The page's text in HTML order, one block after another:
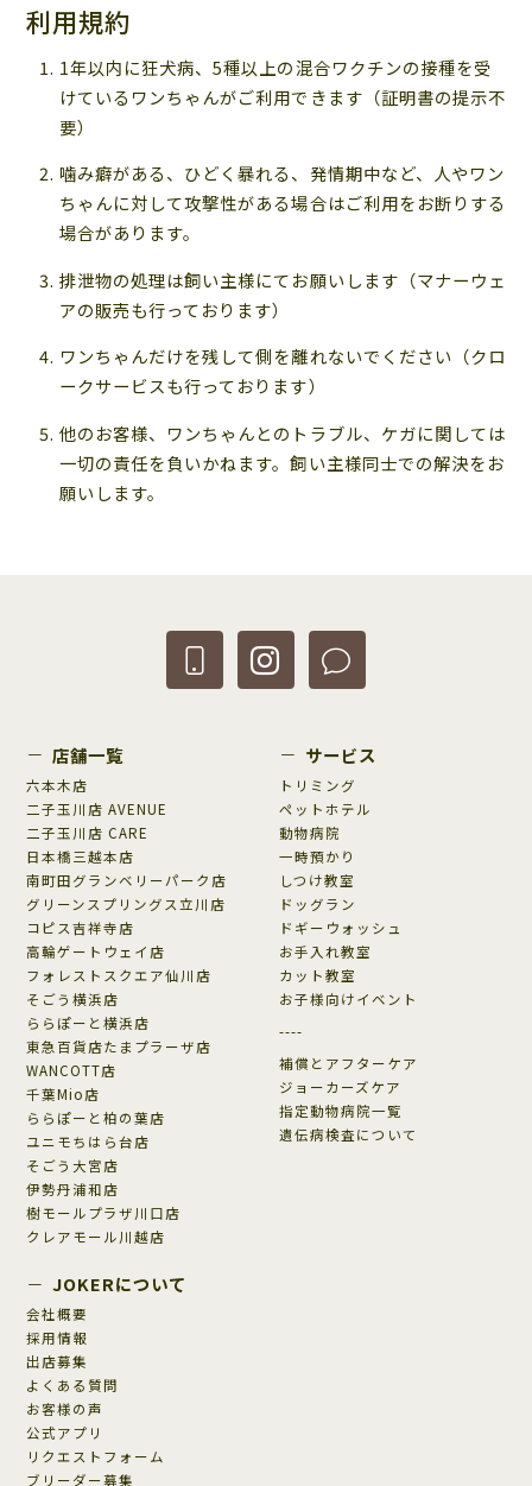
利用規約
1年以内に狂犬病、5種以上の混合ワクチンの接種を受
けているワンちゃんがご利用できます（証明書の提示不
要）
噛み癖がある、ひどく暴れる、発情期中など、人やワン
ちゃんに対して攻撃性がある場合はご利用をお断りする
場合があります。
排泄物の処理は飼い主様にてお願いします（マナーウェ
アの販売も行っております）
ワンちゃんだけを残して側を離れないでください（クロ
ークサービスも行っております）
他のお客様、ワンちゃんとのトラブル、ケガに関しては
一切の責任を負いかねます。飼い主様同士での解決をお
願いします。
店舗一覧
六本木店
二子玉川店 AVENUE
二子玉川店 CARE
日本橋三越本店
南町田グランベリーパーク店
グリーンスプリングス立川店
コピス吉祥寺店
高輪ゲートウェイ店
フォレストスクエア仙川店
そごう横浜店
ららぽーと横浜店
東急百貨店たまプラーザ店
WANCOTT店
千葉Mio店
ららぽーと柏の葉店
ユニモちはら台店
そごう大宮店
伊勢丹浦和店
樹モールプラザ川口店
クレアモール川越店
サービス
トリミング
ペットホテル
動物病院
一時預かり
しつけ教室
ドッグラン
ドギーウォッシュ
お手入れ教室
カット教室
お子様向けイベント
----
補償とアフターケア
ジョーカーズケア
指定動物病院一覧
遺伝病検査について
JOKERについて
会社概要
採用情報
出店募集
よくある質問
お客様の声
公式アプリ
リクエストフォーム
ブリーダー募集